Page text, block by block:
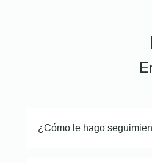
¿Cómo le hago